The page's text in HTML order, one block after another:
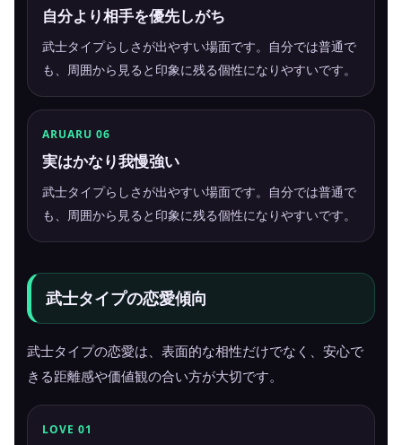
自分より相手を優先しがち
武士タイプらしさが出やすい場面です。自分では普通で
も、周囲から見ると印象に残る個性になりやすいです。
ARUARU 06
実はかなり我慢強い
武士タイプらしさが出やすい場面です。自分では普通で
も、周囲から見ると印象に残る個性になりやすいです。
武士タイプの恋愛傾向
武士タイプの恋愛は、表面的な相性だけでなく、安心で
きる距離感や価値観の合い方が大切です。
LOVE 01